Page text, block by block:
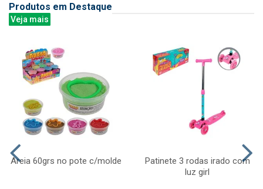
Produtos em Destaque
Veja mais
Areia 60grs no pote c/molde
Patinete 3 rodas irado com
luz girl